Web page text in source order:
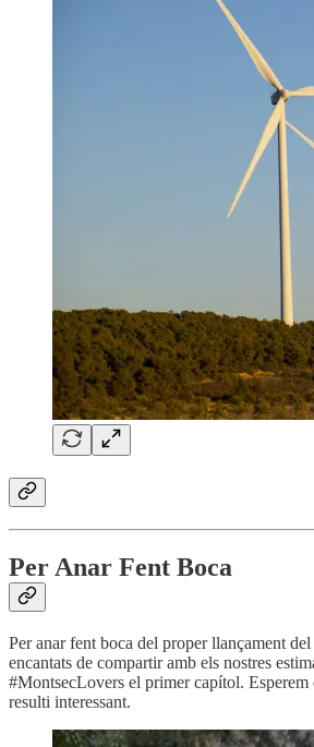
Per Anar Fent Boca
Per anar fent boca del proper llançament
encantats de compartir amb els nostres
#MontsecLovers el primer capítol. Esperem
resulti interessant.